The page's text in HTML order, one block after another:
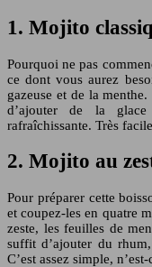
1. Mojito
Pourquoi ne pas
ce dont vous aurez
gazeuse et de la
d’ajouter de la
rafraîchissante. Très
2. Mojito au
Pour préparer cette
et coupez-les en quatre
zeste, les feuilles de
suffit d’ajouter du
C’est assez simple, n’est-